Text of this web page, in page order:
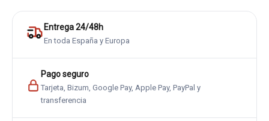
Entrega 24/48h
En toda España y Europa
Pago seguro
Tarjeta, Bizum, Google Pay, Apple Pay, PayPal y
transferencia